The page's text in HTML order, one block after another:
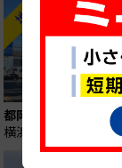
都岡（34-400）
横浜市旭区都岡